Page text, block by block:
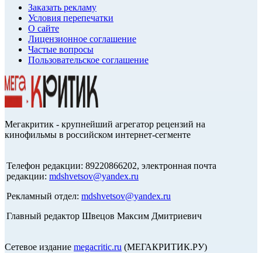
Заказать рекламу
Условия перепечатки
О сайте
Лицензионное соглашение
Частые вопросы
Пользовательское соглашение
Мегакритик - крупнейший агрегатор рецензий на
кинофильмы в российском интернет-сегменте
Телефон редакции: 89220866202, электронная почта
редакции: mdshvetsov@yandex.ru
Рекламный отдел: mdshvetsov@yandex.ru
Главный редактор Швецов Максим Дмитриевич
Сетевое издание megacritic.ru (МЕГАКРИТИК.РУ)